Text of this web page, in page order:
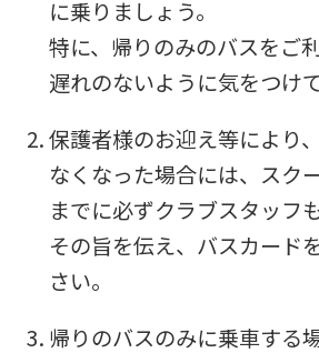
に乗りましょう。
特に、帰りのみのバスをご
遅れのないように気をつけ
保護者様のお迎え等により
なくなった場合には、スク
までに必ずクラブスタッフ
その旨を伝え、バスカード
さい。
帰りのバスのみに乗車する